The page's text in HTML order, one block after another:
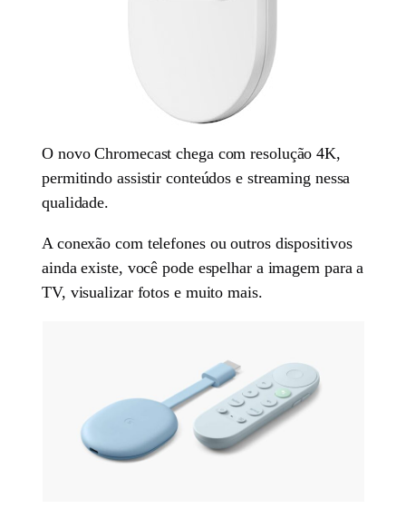
O novo Chromecast chega com resolução 4K,
permitindo assistir conteúdos e streaming nessa
qualidade.
A conexão com telefones ou outros dispositivos
ainda existe, você pode espelhar a imagem para a
TV, visualizar fotos e muito mais.